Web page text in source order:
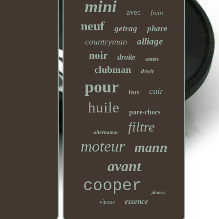
mini avec frein
neuf getrag phare
countryman alliage
noir droite année
clubman droit
pour feux cuir
huile pare-chocs
alternateur filtre
moteur mann
avant
cooper phares
vitesse essence